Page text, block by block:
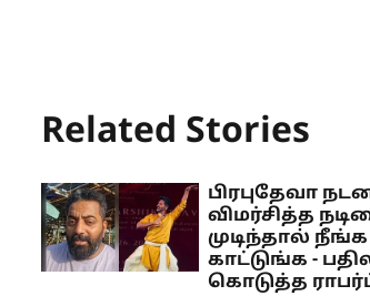
Related Stories
பிரபுதேவா
விமர்சித்த
முடிந்தால்
காட்டுங்க -
கொடுத்த